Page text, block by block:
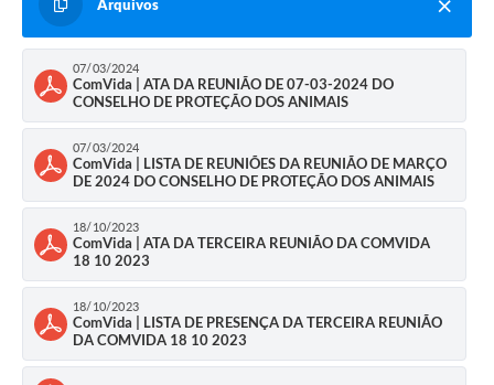
Arquivos
07/03/2024
ComVida | ATA DA REUNIÃO DE 07-03-2024 DO
CONSELHO DE PROTEÇÃO DOS ANIMAIS
07/03/2024
ComVida | LISTA DE REUNIÕES DA REUNIÃO DE MARÇO
DE 2024 DO CONSELHO DE PROTEÇÃO DOS ANIMAIS
18/10/2023
ComVida | ATA DA TERCEIRA REUNIÃO DA COMVIDA
18 10 2023
18/10/2023
ComVida | LISTA DE PRESENÇA DA TERCEIRA REUNIÃO
DA COMVIDA 18 10 2023